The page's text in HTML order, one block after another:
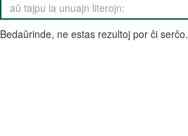
Bedaŭrinde, ne estas rezultoj por ĉi serĉo.